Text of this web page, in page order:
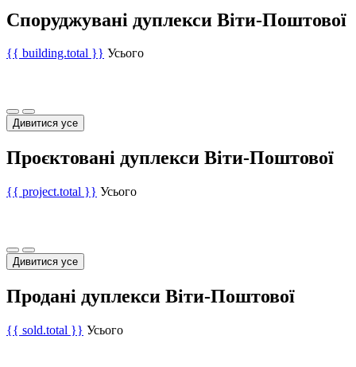
Споруджувані дуплекси Віти-Поштової
{{ building.total }} Усього
Дивитися усе
Проєктовані дуплекси Віти-Поштової
{{ project.total }} Усього
Дивитися усе
Продані дуплекси Віти-Поштової
{{ sold.total }} Усього